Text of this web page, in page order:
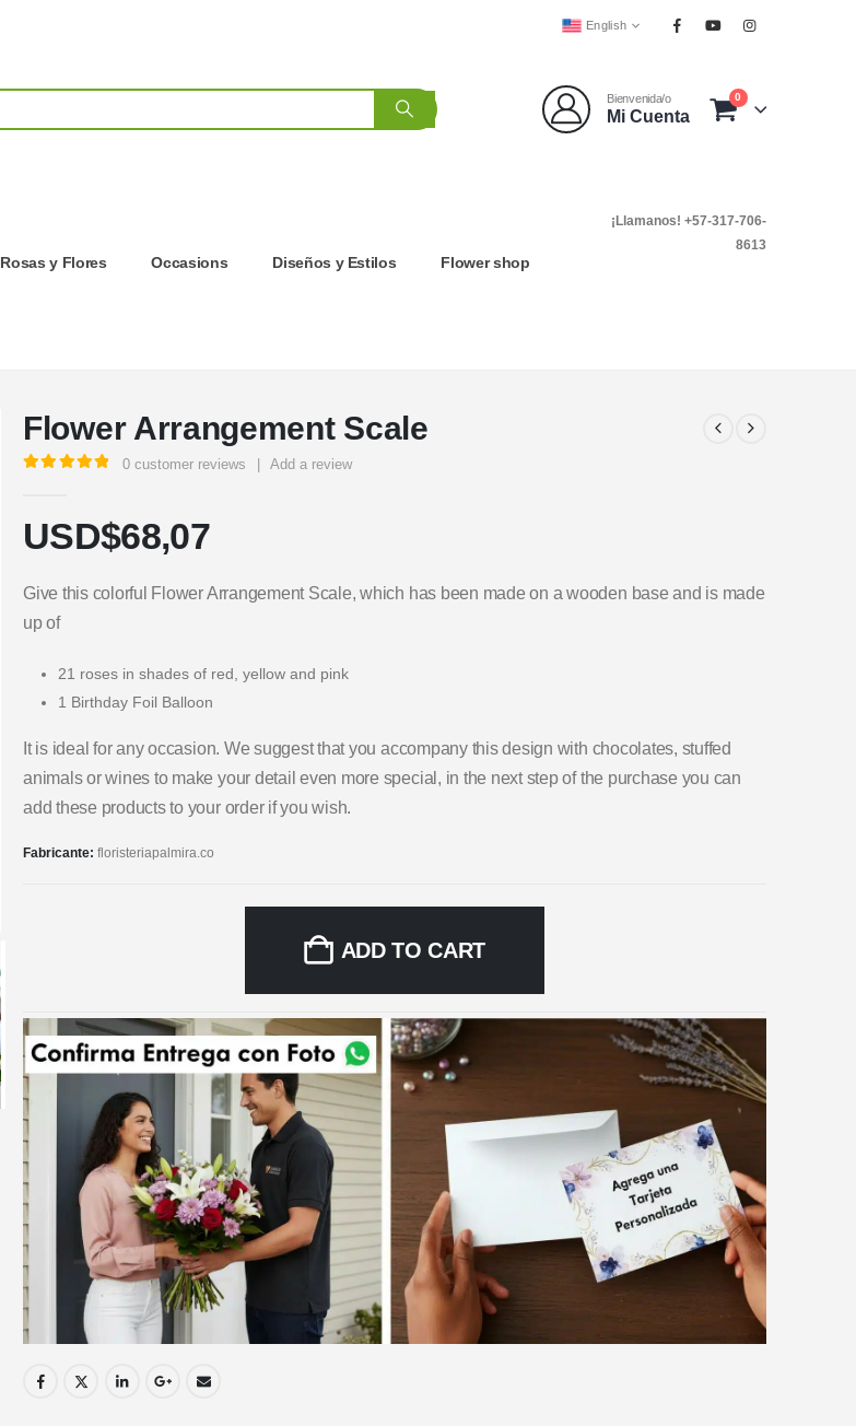
English
Bienvenida/o
Mi Cuenta
0
Rosas y Flores Occasions Diseños y Estilos Flower shop
¡Llamanos! +57-317-706-
8613
Flower Arrangement Scale
0 customer reviews | Add a review
USD$68,07
Give this colorful Flower Arrangement Scale, which has been made on a wooden base and is made
up of
21 roses in shades of red, yellow and pink
1 Birthday Foil Balloon
It is ideal for any occasion. We suggest that you accompany this design with chocolates, stuffed
animals or wines to make your detail even more special, in the next step of the purchase you can
add these products to your order if you wish.
Fabricante: floristeriapalmira.co
ADD TO CART